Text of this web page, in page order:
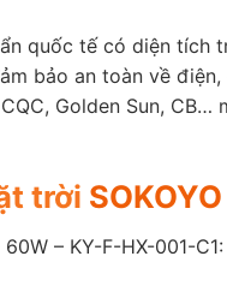
quốc tế có diện
bảo an toàn về
Golden Sun,
trời
60W – KY-F-HX-001-C1: